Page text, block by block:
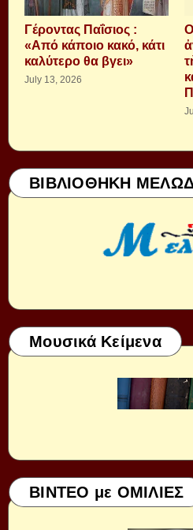
Γέροντας Παΐσιος :
«Από κάποιο κακό, κάτι
καλύτερο θα βγει»
July 13, 2026
ΒΙΒΛΙΟΘΗΚΗ
Μουσικά Κείμενα
ΒΙΝΤΕΟ με ΟΜΙΛΙΕΣ